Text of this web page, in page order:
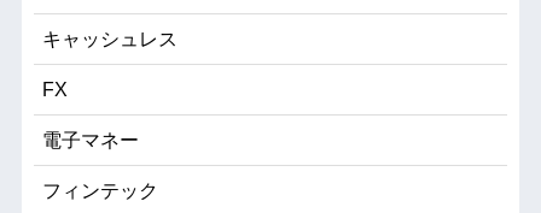
キャッシュレス
FX
電子マネー
フィンテック